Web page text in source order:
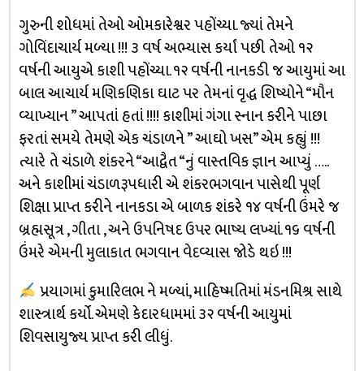
ગુરુની શોધમાં તેઓ ઓમકારેશ્વર પહોંચ્યા. જ્યાં તેમને
ગોવિંદાચાર્ય મળ્યા !!! ૩ વર્ષ અભ્યાસ કર્યાં પછી તેઓ ૧૨
વર્ષની આયુએ કાશી પહોંચ્યા. ૧૨ વર્ષની નાનકડી જ આયુમાં આ
બાલ આચાર્ય મણિકણિકા ઘાટ પર તેમનાં વૃદ્ધ શિષ્યોને “મૌન
વ્યાખ્યાન ” આપતાં હતાં !!!! કાશીમાં ગંગા સ્નાન કરીને પાછા
ફરતાં સમયે તેમણે એક ચંડાળને ” આઘો ખસ” એમ કહ્યું !!!
ત્યારે તે ચંડાળે શંકરને “આદ્વૈત “નું વાસ્તવિક જ્ઞાન આપ્યું …..
અને કાશીમાં ચંડાળરૂપધારી એ શંકરભગવાન પાસેથી પૂર્ણ
શિક્ષા પ્રાપ્ત કરીને નાનકડા એ બાળક શંકરે ૧૪ વર્ષની ઉંમરે જ
બ્રહ્મસૂત્ર , ગીતા , અને ઉપનિષદ ઉપર ભાષ્ય લખ્યાં. ૧૬ વર્ષની
ઉંમરે એમની મુલાકાત ભગવાન વેદવ્યાસ જોડે થઇ !!!
પ્રયાગમાં કુમારિલભ ને મળ્યાં, માહિષ્મતિમાં મંડનમિશ્ર સાથે
શાસ્ત્રાર્થ કર્યો. એમણે કેદારધામમાં ૩૨ વર્ષની આયુમાં
શિવસાયુજ્ય પ્રાપ્ત કરી લીધું.